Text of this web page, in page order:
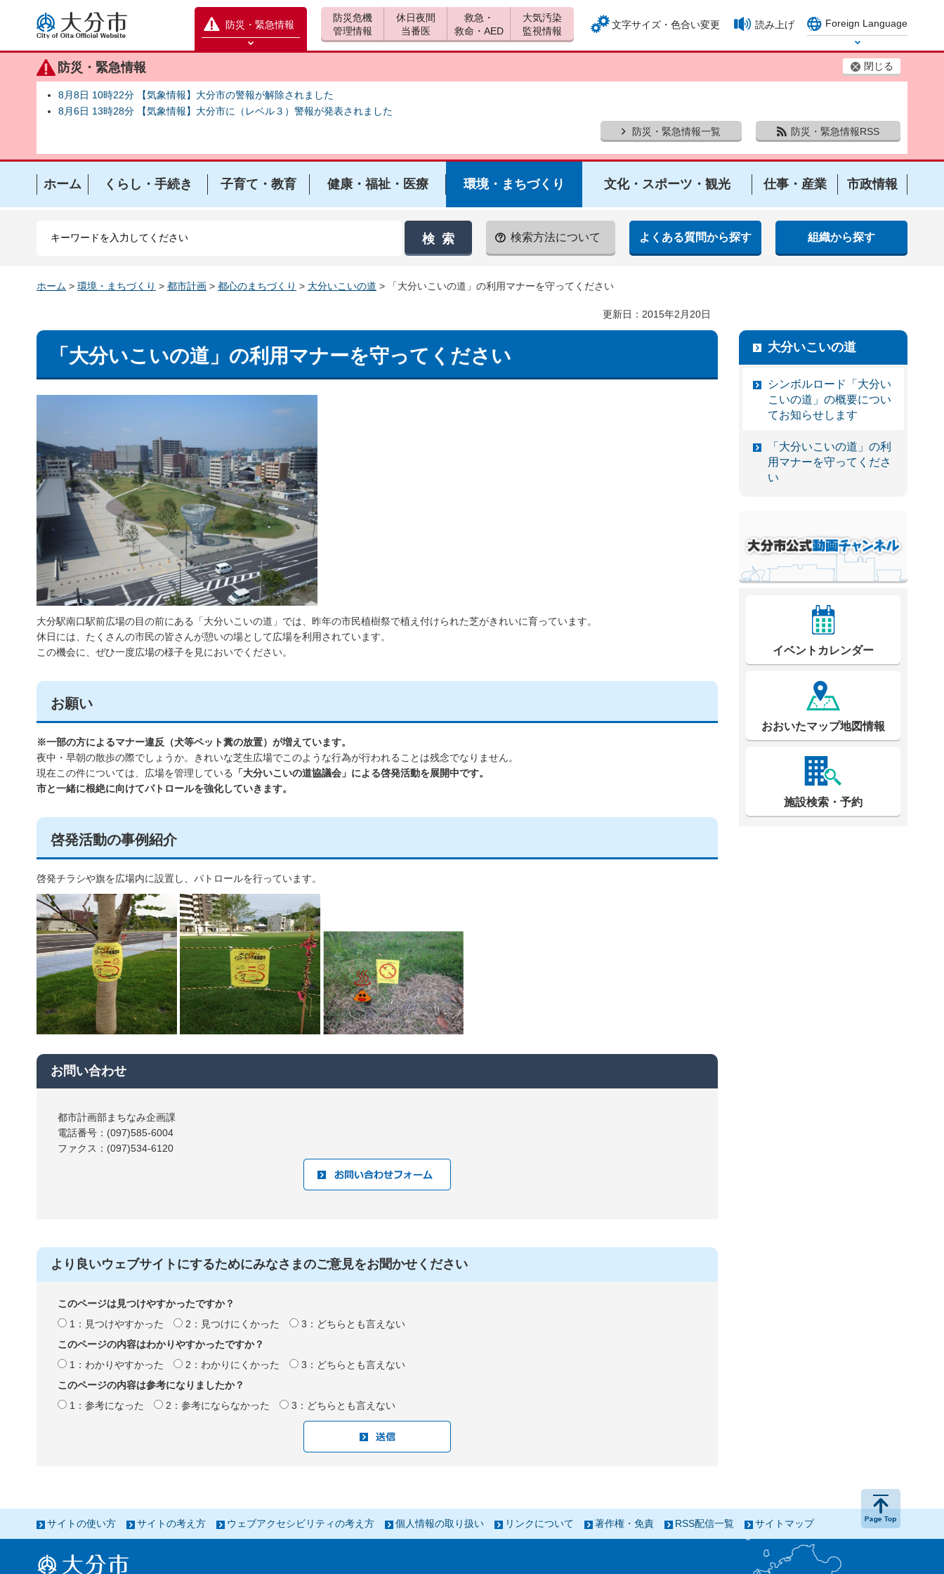
大分市
防災・緊急情報
防災緊急情報を開く
防災・緊急情報 閉じる
8月8日 10時22分 【気象情報】大分市の警報が解除されました
8月6日 13時28分 【気象情報】大分市に（レベル３）警報が発表されました
防災・緊急情報一覧
防災・緊急情報RSS
防災危機
管理情報
休日夜間
当番医
救急・
救命・AED
大気汚染
監視情報
文字サイズ・色合い変更 読み上げ
Foreign Language
Select Language
ホーム くらし・手続き 子育て・教育 健康・福祉・医療 環境・まちづくり 文化・スポーツ・観光 仕事・産業 市政情報
検索方法について よくある質問から探す 組織から探す
ホーム > 環境・まちづくり > 都市計画 > 都心のまちづくり > 大分いこいの道 > 「大分いこいの道」の利用マナーを守ってください
更新日：2015年2月20日
「大分いこいの道」の利用マナーを守ってください
大分駅南口駅前広場の目の前にある「大分いこいの道」では、昨年の市民植樹祭で植え付けられた芝がきれいに育っています。
休日には、たくさんの市民の皆さんが憩いの場として広場を利用されています。
この機会に、ぜひ一度広場の様子を見においでください。
お願い
※一部の方によるマナー違反（犬等ペット糞の放置）が増えています。
夜中・早朝の散歩の際でしょうか。きれいな芝生広場でこのような行為が行われることは残念でなりません。
現在この件については、広場を管理している
「大分いこいの道協議会」による啓発活動を展開中です。
市と一緒に根絶に向けてパトロールを強化していきます。
啓発活動の事例紹介
啓発チラシや旗を広場内に設置し、パトロールを行っています。
お問い合わせ
都市計画部まちなみ企画課
電話番号：(097)585-6004
ファクス：(097)534-6120
より良いウェブサイトにするためにみなさまのご意見をお聞かせください
このページは見つけやすかったですか？
1：見つけやすかった
2：見つけにくかった
3：どちらとも言えない
このページの内容はわかりやすかったですか？
1：わかりやすかった
2：わかりにくかった
3：どちらとも言えない
このページの内容は参考になりましたか？
1：参考になった
2：参考にならなかった 3：どちらとも言えない
大分いこいの道
シンボルロード「大分い
こいの道」の概要につい
てお知らせします
「大分いこいの道」の利
用マナーを守ってくださ
い
イベントカレンダー
おおいたマップ地図情報
施設検索・予約
サイトの使い方 サイトの考え方 ウェブアクセシビリティの考え方 個人情報の取り扱い リンクについて 著作権・免責 RSS配信一覧 サイトマップ